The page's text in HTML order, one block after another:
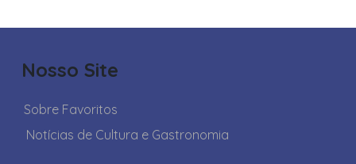
Nosso Site
Sobre Favoritos
Notícias de Cultura e Gastronomia